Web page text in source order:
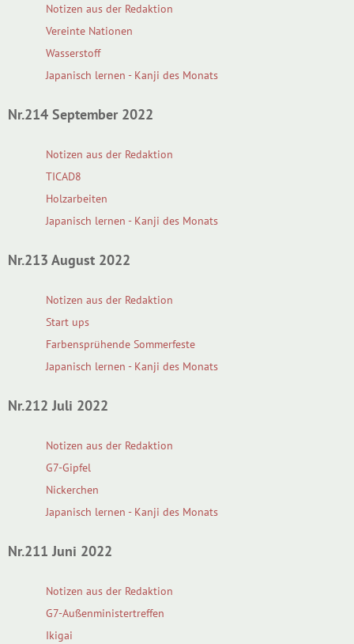
Notizen aus der Redaktion
Vereinte Nationen
Wasserstoff
Japanisch lernen - Kanji des Monats
Nr.214 September 2022
Notizen aus der Redaktion
TICAD8
Holzarbeiten
Japanisch lernen - Kanji des Monats
Nr.213 August 2022
Notizen aus der Redaktion
Start ups
Farbensprühende Sommerfeste
Japanisch lernen - Kanji des Monats
Nr.212 Juli 2022
Notizen aus der Redaktion
G7-Gipfel
Nickerchen
Japanisch lernen - Kanji des Monats
Nr.211 Juni 2022
Notizen aus der Redaktion
G7-Außenministertreffen
Ikigai